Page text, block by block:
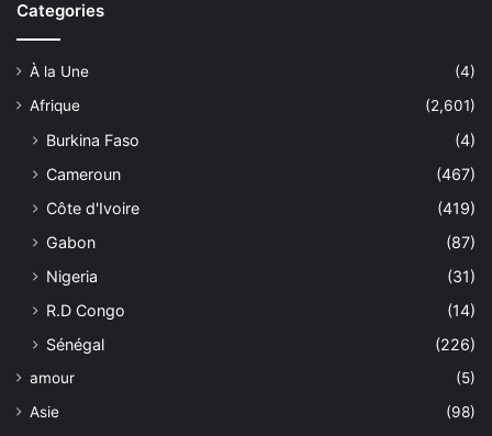
Categories
À la Une
(4)
Afrique
(2,601)
Burkina Faso
(4)
Cameroun
(467)
Côte d'Ivoire
(419)
Gabon
(87)
Nigeria
(31)
R.D Congo
(14)
Sénégal
(226)
amour
(5)
Asie
(98)